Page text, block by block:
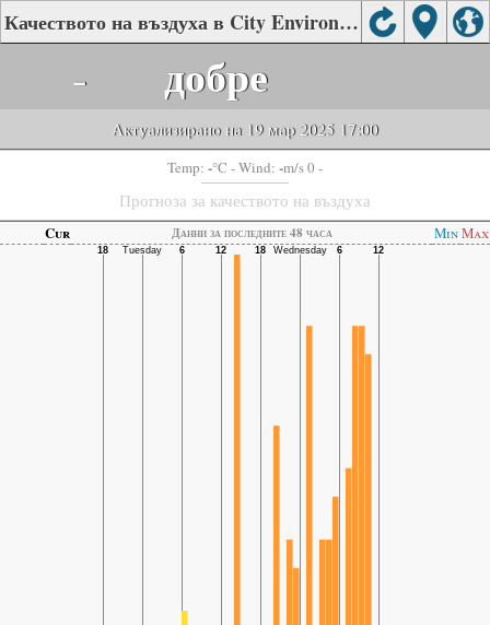
Качеството на въздуха в City Environmental Monitoring Station, Nanchong
- добре
Актуализирано на 19 мар 2025 17:00
Temp: -°C - Wind: -m/s 0 -
Прогноза за качеството на въздуха
Cur Данни за последните 48 часа MinMax